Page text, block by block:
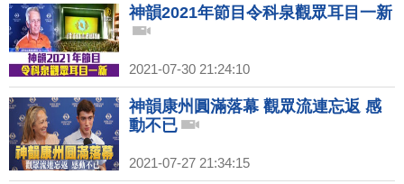
神韻2021年節目令科泉觀眾耳目一新
2021-07-30 21:24:10
神韻康州圓滿落幕 觀眾流連忘返 感
動不已
2021-07-27 21:34:15